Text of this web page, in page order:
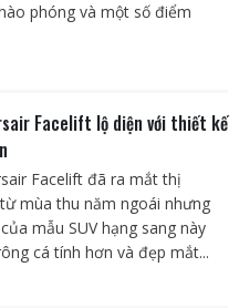
phóng và một số điểm
Facelift lộ diện với thiết kế
Facelift đã ra mắt thị
mùa thu năm ngoái nhưng
mẫu SUV hạng sang này
cá tính hơn và đẹp mắt...